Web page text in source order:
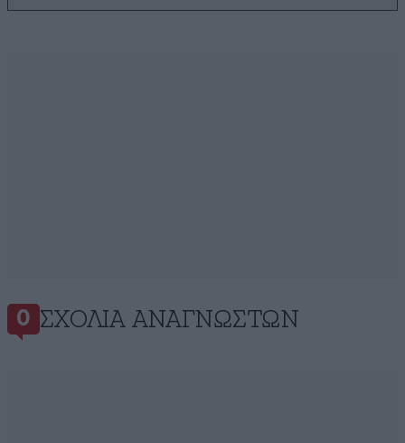
0 ΣΧΌΛΙΑ ΑΝΑΓΝΩΣΤΏΝ